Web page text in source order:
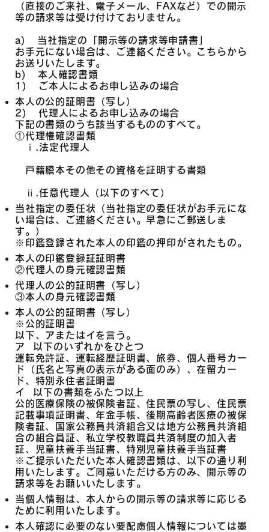
（直接のご来社、電子メール、FAXなど）での開示
等の請求等は受け付けておりません。
a) 当社指定の「開示等の請求等申請書」
お手元にない場合は、ご連絡ください。こちらから
お送りいたします。
b) 本人確認書類
1) ご本人によるお申し込みの場合
本人の公的証明書（写し）
2) 代理人によるお申し込みの場合
下記の書類のうち該当するもののすべて。
①代理権確認書類
ⅰ.法定代理人
戸籍謄本その他その資格を証明する書類
ⅱ.任意代理人（以下のすべて）
当社指定の委任状（当社指定の委任状がお手元にな
い場合は、ご連絡ください。早急にご郵送しま
す。）
※印鑑登録された本人の印鑑の押印がされたもの。
本人の印鑑登録証証明書
②代理人の身元確認書類
代理人の公的証明書（写し）
③本人の身元確認書類
本人の公的証明書（写し）
※公的証明書
以下、アまたはイを言う。
ア 以下のいずれかをひとつ
運転免許証、運転経歴証明書、旅券、個人番号カー
ド（氏名と写真の表示がある面のみ）、在留カー
ド、特別永住者証明書
イ 以下の書類をふたつ以上
公的医療保険の被保険者証、住民票の写し、住民票
記載事項証明書、年金手帳、後期高齢者医療の被保
険者証、国家公務員共済組合又は地方公務員共済組
合の組合員証、私立学校教職員共済制度の加入者
証、児童扶養手当証書、特別児童扶養手当証書
※ご提示いただいた本人確認書類は、以下の通り利
用いたします。ご同意いただける方のみ、開示等の
請求等をお願いいたします。
当個人情報は、本人からの開示等の請求等に応じる
ために利用いたします。
本人確認に必要のない要配慮個人情報については墨